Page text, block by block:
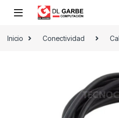
Inicio Conectividad